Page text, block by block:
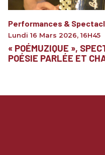
Performances &
Lundi 16 Mars 2026, 16H45
« POÉMUZIQUE »,
POÉSIE PARLÉE ET